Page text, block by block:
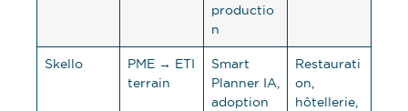
productio
n
Skello
PME → ETI
terrain
Smart
Planner IA,
adoption
Restaurati
on,
hôtellerie,